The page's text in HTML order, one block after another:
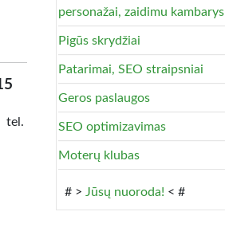
tel.
personažai, zaidimu kambarys
Pigūs skrydžiai
Patarimai, SEO straipsniai
Geros paslaugos
SEO optimizavimas
Moterų klubas
# > Jūsų nuoroda! < #